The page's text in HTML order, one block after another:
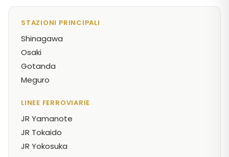
STAZIONI PRINCIPALI
Shinagawa
Osaki
Gotanda
Meguro
LINEE FERROVIARIE
JR Yamanote
JR Tokaido
JR Yokosuka